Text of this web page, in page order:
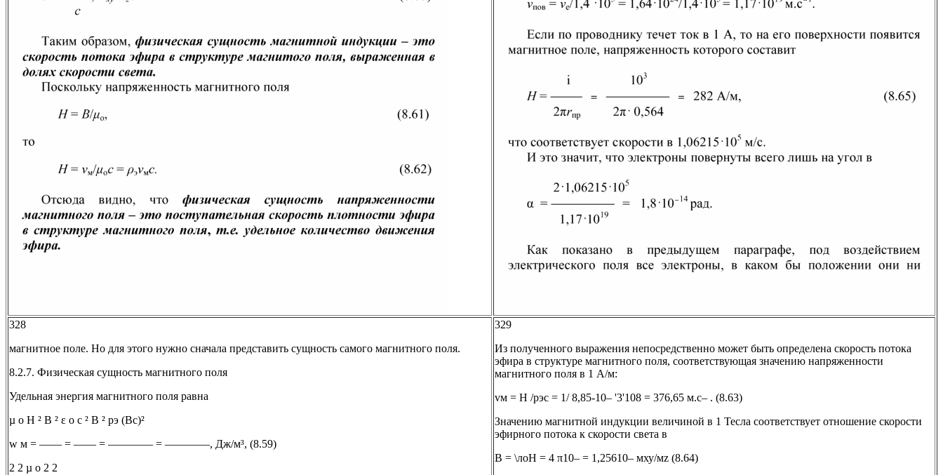
328
магнитное поле. Но для этого нужно сначала представить сущность самого магнитного поля.
8.2.7. Физическая сущность магнитного поля
Удельная энергия магнитного поля равна
µ o H ² B ² ε o c ² B ² рэ (Bc)²
w м = —— = —— = ———— = ————, Дж/м³, (8.59)
2 2 µ o 2 2
329
Из полученного выражения непосредственно может быть определена скорость потока
эфира в структуре магнитного поля, соответствующая значению напряженности
магнитного поля в 1 А/м:
vм = Н /рэc = 1/ 8,85-10– '3'108 = 376,65 м.с– . (8.63)
Значению магнитной индукции величиной в 1 Тесла соответствует отношение скорости
эфирного потока к скорости света в
В = \лоН = 4 π10– = 1,25610– мху/мz (8.64)